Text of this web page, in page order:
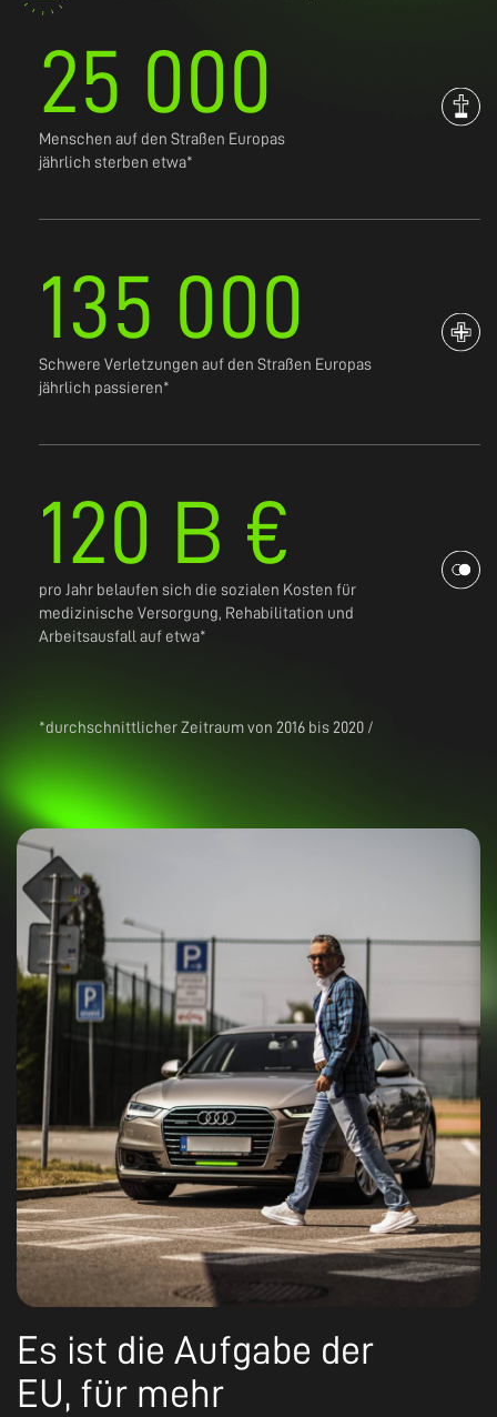
25 000
Menschen auf den Straßen Europas
jährlich sterben etwa*
135 000
Schwere Verletzungen auf den Straßen Europas
jährlich passieren*
120 B €
pro Jahr belaufen sich die sozialen Kosten für
medizinische Versorgung, Rehabilitation und
Arbeitsausfall auf etwa*
*durchschnittlicher Zeitraum von 2016 bis 2020 /
Es ist die Aufgabe der
EU, für mehr